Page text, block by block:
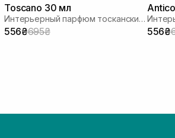
Toscano 30 мл
Интерьерный парфюм тосканский табак
556₴695₴ 556₴